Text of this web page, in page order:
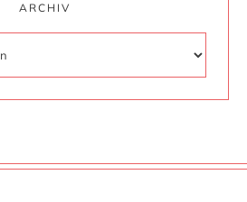
ARCHIV